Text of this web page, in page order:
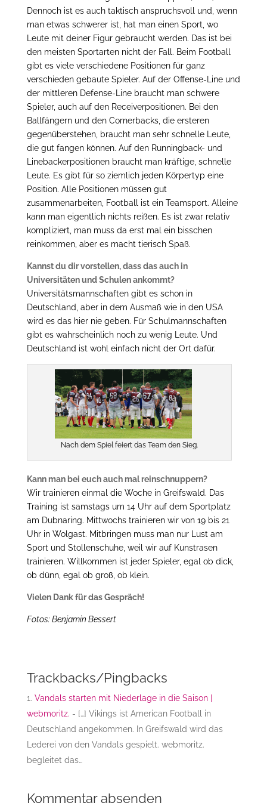
Dennoch ist es auch taktisch anspruchsvoll und, wenn
man etwas schwerer ist, hat man einen Sport, wo
Leute mit deiner Figur gebraucht werden. Das ist bei
den meisten Sportarten nicht der Fall. Beim Football
gibt es viele verschiedene Positionen für ganz
verschieden gebaute Spieler. Auf der Offense-Line und
der mittleren Defense-Line braucht man schwere
Spieler, auch auf den Receiverpositionen. Bei den
Ballfängern und den Cornerbacks, die ersteren
gegenüberstehen, braucht man sehr schnelle Leute,
die gut fangen können. Auf den Runningback- und
Linebackerpositionen braucht man kräftige, schnelle
Leute. Es gibt für so ziemlich jeden Körpertyp eine
Position. Alle Positionen müssen gut
zusammenarbeiten, Football ist ein Teamsport. Alleine
kann man eigentlich nichts reißen. Es ist zwar relativ
kompliziert, man muss da erst mal ein bisschen
reinkommen, aber es macht tierisch Spaß.
Kannst du dir vorstellen, dass das auch in
Universitäten und Schulen ankommt?
Universitätsmannschaften gibt es schon in
Deutschland, aber in dem Ausmaß wie in den USA
wird es das hier nie geben. Für Schulmannschaften
gibt es wahrscheinlich noch zu wenig Leute. Und
Deutschland ist wohl einfach nicht der Ort dafür.
Nach dem Spiel feiert das Team den Sieg.
Kann man bei euch auch mal reinschnuppern?
Wir trainieren einmal die Woche in Greifswald. Das
Training ist samstags um 14 Uhr auf dem Sportplatz
am Dubnaring. Mittwochs trainieren wir von 19 bis 21
Uhr in Wolgast. Mitbringen muss man nur Lust am
Sport und Stollenschuhe, weil wir auf Kunstrasen
trainieren. Willkommen ist jeder Spieler, egal ob dick,
ob dünn, egal ob groß, ob klein.
Vielen Dank für das Gespräch!
Fotos: Benjamin Bessert
Trackbacks/Pingbacks
Vandals starten mit Niederlage in die Saison |
webmoritz. - […] Vikings ist American Football in
Deutschland angekommen. In Greifswald wird das
Lederei von den Vandals gespielt. webmoritz.
begleitet das…
Kommentar absenden